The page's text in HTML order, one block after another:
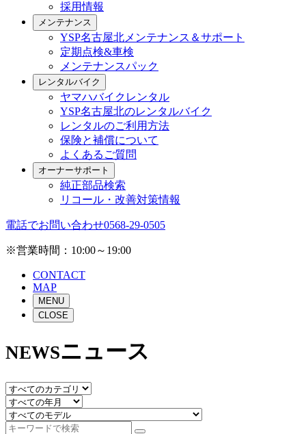
採用情報
メンテナンス
YSP名古屋北メンテナンス＆サポート
定期点検&車検
メンテナンスパック
レンタルバイク
ヤマハバイクレンタル
YSP名古屋北のレンタルバイク
レンタルのご利用方法
保険と補償について
よくあるご質問
オーナーサポート
純正部品検索
リコール・改善対策情報
電話でお問い合わせ0568-29-0505
※営業時間：10:00～19:00
CONTACT
MAP
MENU
CLOSE
NEWSニュース